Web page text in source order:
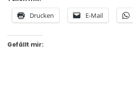
Drucken E-Mail
Gefällt mir: